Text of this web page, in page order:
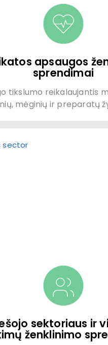
apsaugos
sprendimai
tikslumo reikalaujantis
mėginių ir preparatų
sektoriaus ir
ženklinimo